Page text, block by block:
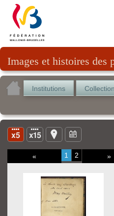
Images et histoires des
Institutions
« 1 2 »